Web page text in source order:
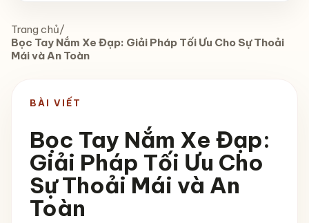
Trang chủ/
Bọc Tay Nắm Xe Đạp: Giải Pháp Tối Ưu Cho Sự Thoải
Mái và An Toàn
BÀI VIẾT
Bọc Tay Nắm Xe Đạp:
Giải Pháp Tối Ưu Cho
Sự Thoải Mái và An
Toàn